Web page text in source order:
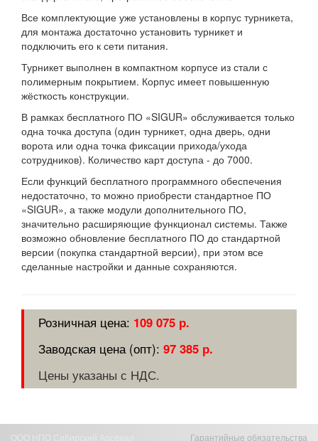
Все комплектующие уже установлены в корпус турникета,
для монтажа достаточно установить турникет и
подключить его к сети питания.
Турникет выполнен в компактном корпусе из стали с
полимерным покрытием. Корпус имеет повышенную
жёсткость конструкции.
В рамках бесплатного ПО «SIGUR» обслуживается только
одна точка доступа (один турникет, одна дверь, одни
ворота или одна точка фиксации прихода/ухода
сотрудников). Количество карт доступа - до 7000.
Если функций бесплатного программного обеспечения
недостаточно, то можно приобрести стандартное ПО
«SIGUR», а также модули дополнительного ПО,
значительно расширяющие функционал системы. Также
возможно обновление бесплатного ПО до стандартной
версии (покупка стандартной версии), при этом все
сделанные настройки и данные сохраняются.
109 075 р.
97 385 р.
Цены указаны с НДС.
Гарантийные обязательства